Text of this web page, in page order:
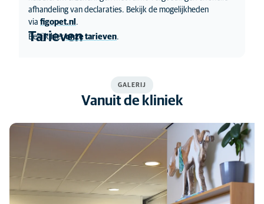
afhandeling van declaraties. Bekijk de mogelijkheden
via figopet.nl .
Tarieven
Bekijk hieronze tarieven.
GALERIJ
Vanuit de kliniek